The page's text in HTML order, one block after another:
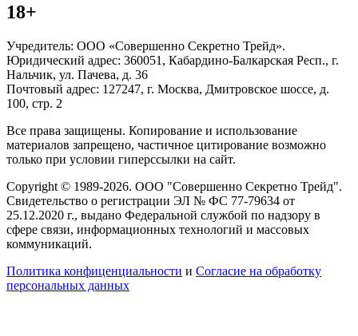
18+
Учредитель: ООО «Совершенно Секретно Трейд».
Юридический адрес: 360051, Кабардино-Балкарская Респ., г.
Нальчик, ул. Пачева, д. 36
Почтовый адрес: 127247, г. Москва, Дмитровское шоссе, д.
100, стр. 2
Все права защищены. Копирование и использование
материалов запрещено, частичное цитирование возможно
только при условии гиперссылки на сайт.
Copyright © 1989-2026. ООО "Совершенно Секретно Трейд".
Свидетельство о регистрации ЭЛ № ФС 77-79634 от
25.12.2020 г., выдано Федеральной службой по надзору в
сфере связи, информационных технологий и массовых
коммуникаций.
Политика конфиценциальности и Согласие на обработку
персональных данных